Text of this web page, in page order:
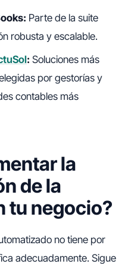
Parte de la suite
robusta y escalable.
: Soluciones más
por gestorías y
contables más
la
de la
tu negocio?
no tiene por
adecuadamente. Sigue